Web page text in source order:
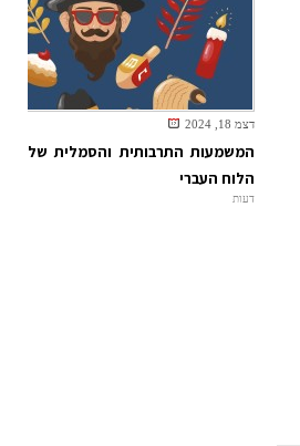
דצמ 18, 2024
המשמעות התרבותית והסמלית של
הלוח העברי
דעות